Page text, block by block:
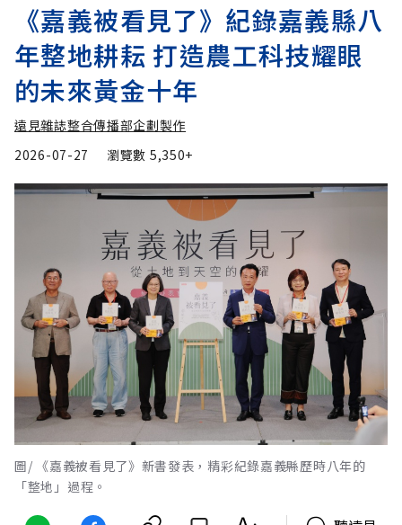
《嘉義被看見了》紀錄嘉義縣八
年整地耕耘 打造農工科技耀眼
的未來黃金十年
遠見雜誌整合傳播部企劃製作
2026-07-27
瀏覽數 5,350+
圖/ 《嘉義被看見了》新書發表，精彩紀錄嘉義縣歷時八年的
「整地」過程。